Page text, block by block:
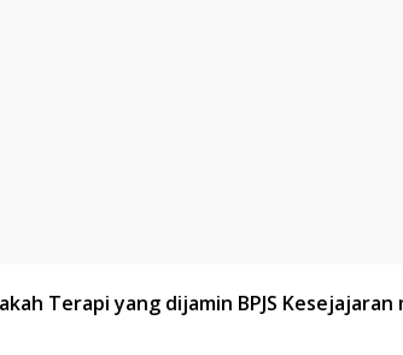
Terapi yang dijamin BPJS Kesejajaran